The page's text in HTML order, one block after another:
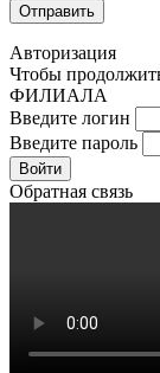
Авторизация
Чтобы
ФИЛИАЛА
Введите логин
Введите пароль
Войти
Обратная связь